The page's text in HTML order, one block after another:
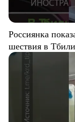
Россиянка
шествия в